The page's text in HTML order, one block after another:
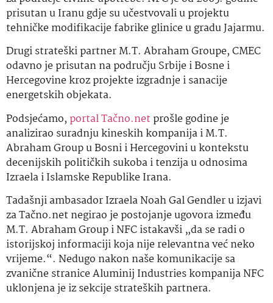
prisutan u Iranu gdje su učestvovali u projektu
tehničke modifikacije fabrike glinice u gradu Jajarmu.
Drugi strateški partner M.T. Abraham Groupe, CMEC
odavno je prisutan na području Srbije i Bosne i
Hercegovine kroz projekte izgradnje i sanacije
energetskih objekata.
Podsjećamo, portal Tačno.netprošle godine je
analizirao suradnju kineskih kompanija i M.T.
Abraham Group u Bosni i Hercegovini u kontekstu
decenijskih političkih sukoba i tenzija u odnosima
Izraela i Islamske Republike Irana.
Tadašnji ambasador Izraela Noah Gal Gendler u izjavi
za Tačno.net negirao je postojanje ugovora između
M.T. Abraham Group i NFC istakavši „da se radi o
istorijskoj informaciji koja nije relevantna već neko
vrijeme.“. Nedugo nakon naše komunikacije sa
zvanične stranice Aluminij Industries kompanija NFC
uklonjena je iz sekcije strateških partnera.